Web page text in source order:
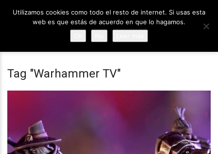
Tag "Warhammer TV"
Utilizamos cookies como todo el resto de internet. Si usas esta
web es que estás de acuerdo en que lo hagamos.